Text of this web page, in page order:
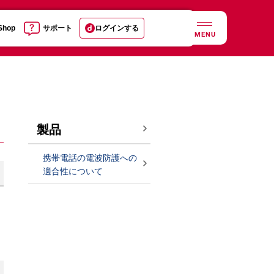
サポート ログインする
MENU
製品
携帯電話の電波防護への
適合性について